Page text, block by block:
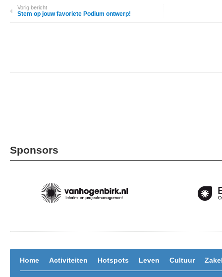
Vorig bericht
Stem op jouw favoriete Podium ontwerp!
Sponsors
Home Activiteiten Hotspots Leven Cultuur